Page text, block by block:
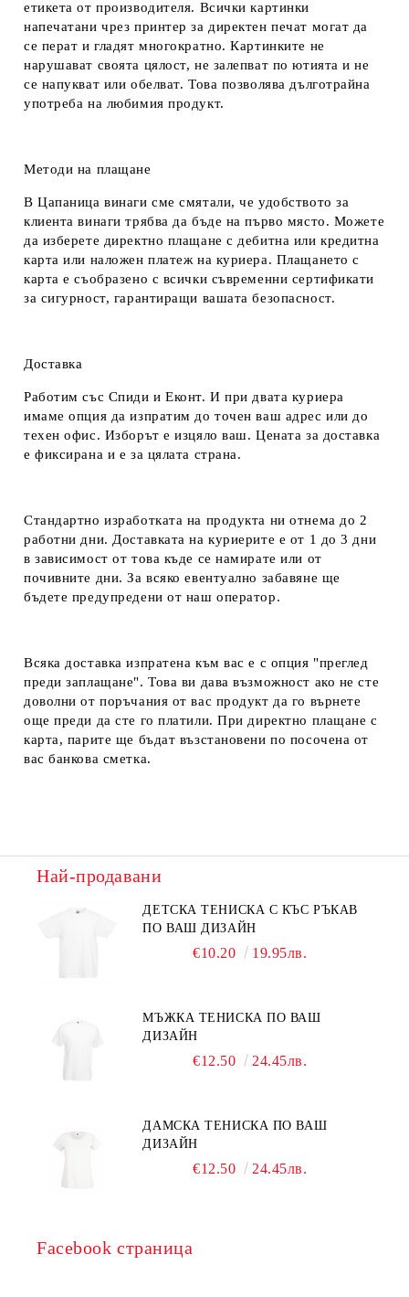
етикета от производителя. Всички картинки
напечатани чрез принтер за директен печат могат да
се перат и гладят многократно. Картинките не
нарушават своята цялост, не залепват по ютията и не
се напукват или обелват. Това позволява дълготрайна
употреба на любимия продукт.
Методи на плащане
В Цапаница винаги сме смятали, че удобството за
клиента винаги трябва да бъде на първо място. Можете
да изберете директно плащане с дебитна или кредитна
карта или наложен платеж на куриера. Плащането с
карта е съобразено с всички съвременни сертификати
за сигурност, гарантиращи вашата безопасност.
Доставка
Работим със Спиди и Еконт. И при двата куриера
имаме опция да изпратим до точен ваш адрес или до
техен офис. Изборът е изцяло ваш. Цената за доставка
е фиксирана и е за цялата страна.
Стандартно изработката на продукта ни отнема до 2
работни дни. Доставката на куриерите е от 1 до 3 дни
в зависимост от това къде се намирате или от
почивните дни. За всяко евентуално забавяне ще
бъдете предупредени от наш оператор.
Всяка доставка изпратена към вас е с опция "преглед
преди заплащане". Това ви дава възможност ако не сте
доволни от поръчания от вас продукт да го върнете
още преди да сте го платили. При директно плащане с
карта, парите ще бъдат възстановени по посочена от
вас банкова сметка.
Най-продавани
ДЕТСКА ТЕНИСКА С КЪС РЪКАВ
ПО ВАШ ДИЗАЙН
€10.20 19.95лв.
МЪЖКА ТЕНИСКА ПО ВАШ
ДИЗАЙН
€12.50 24.45лв.
ДАМСКА ТЕНИСКА ПО ВАШ
ДИЗАЙН
€12.50 24.45лв.
Facebook страница